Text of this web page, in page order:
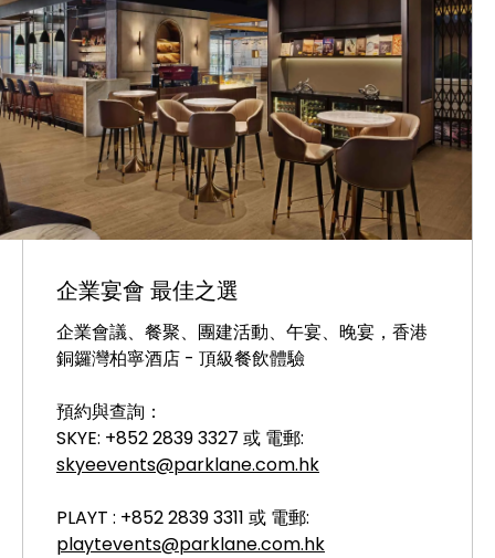
企業宴會 最佳之選
企業會議、餐聚、團建活動、午宴、晚宴，香港
銅鑼灣柏寧酒店 - 頂級餐飲體驗
預約與查詢：
SKYE: +852 2839 3327 或 電郵:
skyeevents@parklane.com.hk
PLAYT : +852 2839 3311 或 電郵:
playtevents@parklane.com.hk